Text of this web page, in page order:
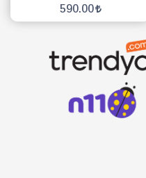
590.00